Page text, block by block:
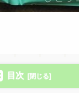
目次